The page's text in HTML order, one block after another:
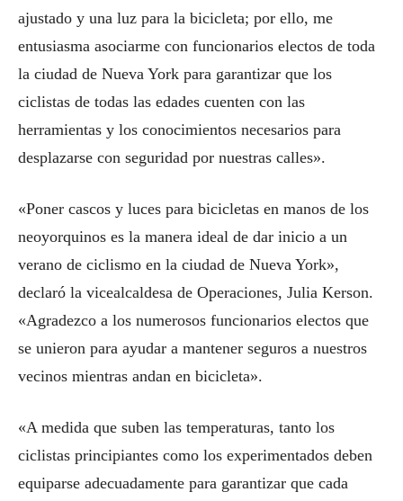
ajustado y una luz para la bicicleta; por ello, me
entusiasma asociarme con funcionarios electos de toda
la ciudad de Nueva York para garantizar que los
ciclistas de todas las edades cuenten con las
herramientas y los conocimientos necesarios para
desplazarse con seguridad por nuestras calles».
«Poner cascos y luces para bicicletas en manos de los
neoyorquinos es la manera ideal de dar inicio a un
verano de ciclismo en la ciudad de Nueva York»,
declaró la vicealcaldesa de Operaciones, Julia Kerson.
«Agradezco a los numerosos funcionarios electos que
se unieron para ayudar a mantener seguros a nuestros
vecinos mientras andan en bicicleta».
«A medida que suben las temperaturas, tanto los
ciclistas principiantes como los experimentados deben
equiparse adecuadamente para garantizar que cada